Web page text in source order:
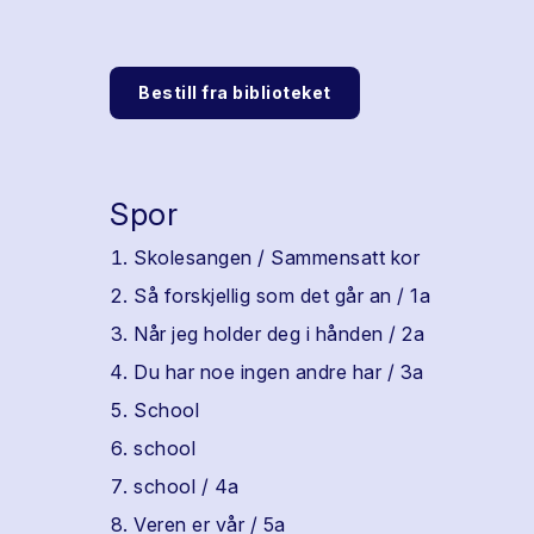
Bestill fra biblioteket
Spor
Skolesangen / Sammensatt kor
Så forskjellig som det går an / 1a
Når jeg holder deg i hånden / 2a
Du har noe ingen andre har / 3a
School
school
school / 4a
Veren er vår / 5a